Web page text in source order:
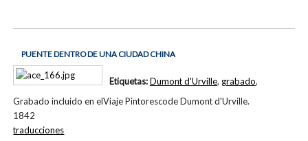
PUENTE DENTRO DE UNA CIUDAD CHINA
Grabado incluido en elViaje Pintorescode Dumont d'Urville.
1842
Etiquetas:Dumont d'Urville, grabado,
traducciones